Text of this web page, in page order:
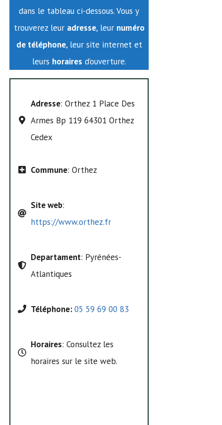
dans le tableau ci-dessous. Vous y
trouverez leur adresse, leur numéro
de téléphone, leur site internet et
leurs horaires d’ouverture.
Adresse: Orthez 1 Place Des
Armes Bp 119 64301 Orthez
Cedex
Commune: Orthez
Site web:
https://www.orthez.fr
Departament: Pyrénées-
Atlantiques
Téléphone:05 59 69 00 83
Horaires: Consultez les
horaires sur le site web.